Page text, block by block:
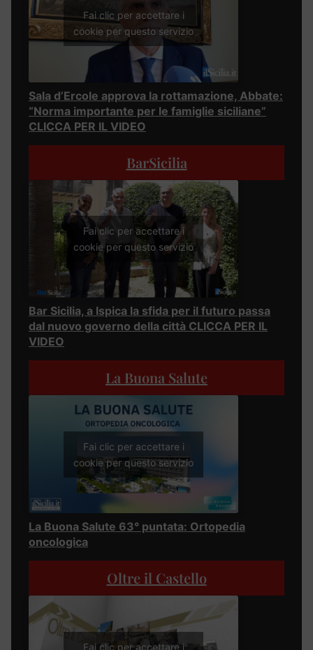
Fai clic per accettare i
cookie per questo servizio
Sala d’Ercole approva la rottamazione, Abbate:
“Norma importante per le famiglie siciliane”
CLICCA PER IL VIDEO
BarSicilia
Fai clic per accettare i
cookie per questo servizio
Bar Sicilia, a Ispica la sfida per il futuro passa
dal nuovo governo della città CLICCA PER IL
VIDEO
La Buona Salute
Fai clic per accettare i
cookie per questo servizio
La Buona Salute 63° puntata: Ortopedia
oncologica
Oltre il Castello
Fai clic per accettare i